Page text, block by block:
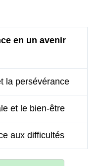
en un avenir
la persévérance
et le bien-être
aux difficultés